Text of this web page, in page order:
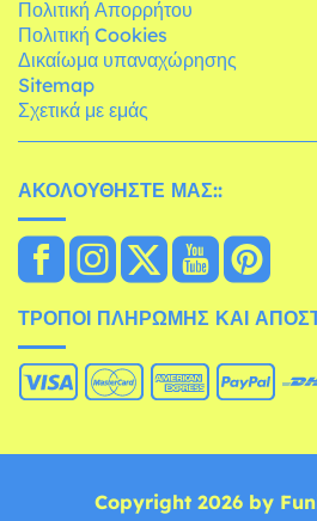
Πολιτική Απορρήτου
Πολιτική Cookies
Δικαίωμα υπαναχώρησης
Sitemap
Σχετικά με εμάς
ΑΚΟΛΟΥΘΉΣΤΕ ΜΑΣ::
ΤΡΌΠΟΙ ΠΛΗΡΩΜΉΣ ΚΑΙ
Copyright 2026 by